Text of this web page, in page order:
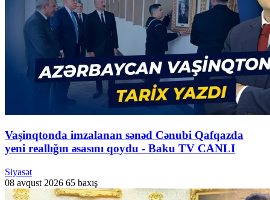
Vaşinqtonda imzalanan sənəd Cənubi Qafqazda
yeni reallığın əsasını qoydu - Baku TV CANLI
Siyasət
08 avqust 2026 65 baxış